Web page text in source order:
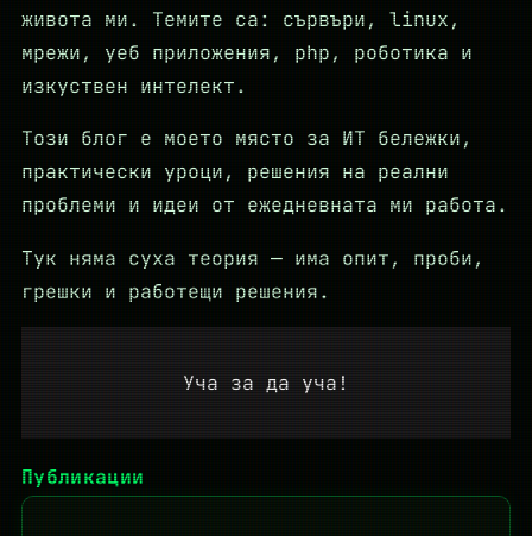
живота ми. Темите са: сървъри, linux,
мрежи, уеб приложения, php, роботика и
изкуствен интелект.
Този блог е моето място за ИТ бележки,
практически уроци, решения на реални
проблеми и идеи от ежедневната ми работа.
Тук няма суха теория — има опит, проби,
грешки и работещи решения.
Уча за да уча!
Публикации